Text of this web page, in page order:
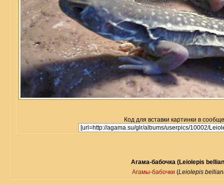
Код для вставки картинки в
Агама-бабочка (Leiolepis
Агамы-бабочки (Leiolepis